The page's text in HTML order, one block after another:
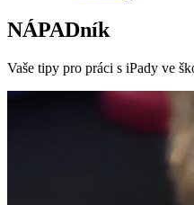
NÁPADník
Vaše tipy pro práci s iPady ve